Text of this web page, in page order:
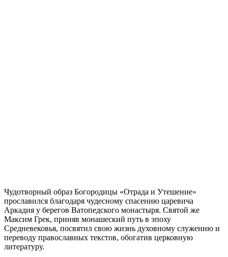
Чудотворный образ Богородицы «Отрада и Утешение»
прославился благодаря чудесному спасению царевича
Аркадия у берегов Ватопедского монастыря. Святой же
Максим Грек, приняв монашеский путь в эпоху
Средневековья, посвятил свою жизнь духовному служению и
переводу православных текстов, обогатив церковную
литературу.